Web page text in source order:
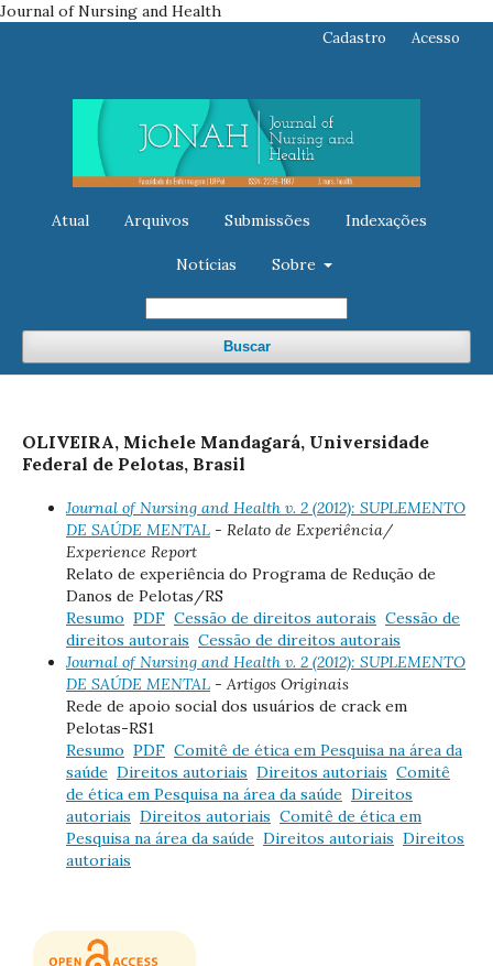
Journal of Nursing and Health
Atual Arquivos Submissões Indexações
Notícias Sobre
Buscar
Cadastro Acesso
OLIVEIRA, Michele Mandagará, Universidade
Federal de Pelotas, Brasil
Journal of Nursing and Health v. 2 (2012): SUPLEMENTO
DE SAÚDE MENTAL - Relato de Experiência/
Experience Report
Relato de experiência do Programa de Redução de
Danos de Pelotas/RS
Resumo PDF Cessão de direitos autorais Cessão de
direitos autorais Cessão de direitos autorais
Journal of Nursing and Health v. 2 (2012): SUPLEMENTO
DE SAÚDE MENTAL - Artigos Originais
Rede de apoio social dos usuários de crack em
Pelotas-RS1
Resumo PDF Comitê de ética em Pesquisa na área da
saúde Direitos autoriais Direitos autoriais Comitê
de ética em Pesquisa na área da saúde Direitos
autoriais Direitos autoriais Comitê de ética em
Pesquisa na área da saúde Direitos autoriais Direitos
autoriais